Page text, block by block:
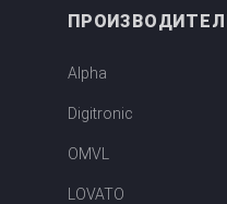
форсунок
Alpha
Digitronic
OMVL
LOVATO